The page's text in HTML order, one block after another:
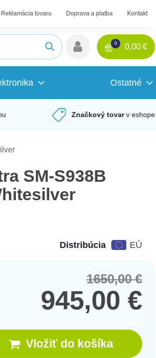
Reklamácia tovaru Doprava a platba Kontakt
0 0,00 €
Ostatné
Značkový tovar v eshope
SM-S938B
Distribúcia EÚ
1650,00€
945,00 €
Vložiť do košíka